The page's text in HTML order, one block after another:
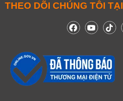
THEO DÕI CHÚNG TÔI TẠI